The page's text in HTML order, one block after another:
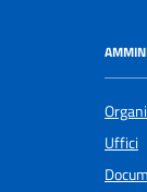
Uffici